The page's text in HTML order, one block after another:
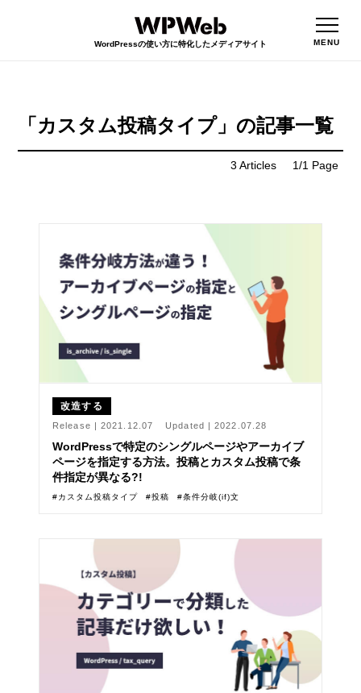
「カスタム投稿タイプ」の記事一覧
3 Articles 1/1 Page
改造する
Release | 2021.12.07 Updated |2022.07.28
WordPressで特定のシングルページやアーカイブ
ページを指定する方法。投稿とカスタム投稿で条
件指定が異なる?!
カスタム投稿タイプ 投稿 条件分岐(if)文